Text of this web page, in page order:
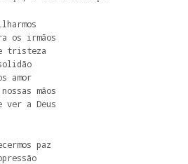
os irmãos
tristeza
amor
mãos
ver a Deus
paz